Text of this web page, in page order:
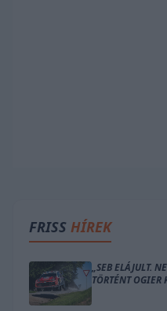
FRISS HÍREK
„SEB ELÁJULT.
TÖRTÉNT OGIER